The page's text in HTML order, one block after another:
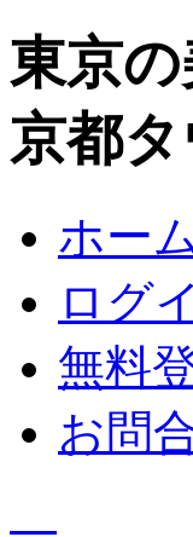
東京
京都
ホー
ログ
無料
お問